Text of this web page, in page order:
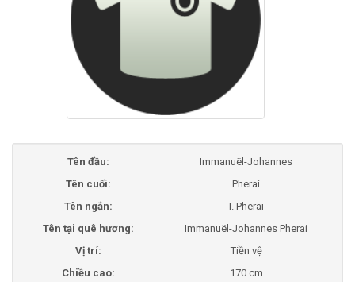
Tên đầu:
Immanuël-Johannes
Tên cuối:
Pherai
Tên ngắn:
I. Pherai
Tên tại quê hương:
Immanuël-Johannes Pherai
Vị trí:
Tiền vệ
Chiều cao:
170 cm